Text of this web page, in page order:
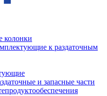
колонки
к раздаточным
и запасные части